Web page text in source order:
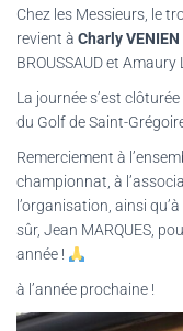
Chez les Messieurs, le
revient à Charly VENIEN
BROUSSAUD et Amaury
La journée s’est
du Golf de Saint-
Remerciement à
championnat, à
l’organisation, ainsi
sûr, Jean MARQUES,
année !
à l’année prochaine !